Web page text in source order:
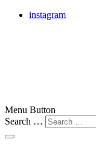
instagram
Бизнес-
лучшие бизнес-
Menu Button
Search …